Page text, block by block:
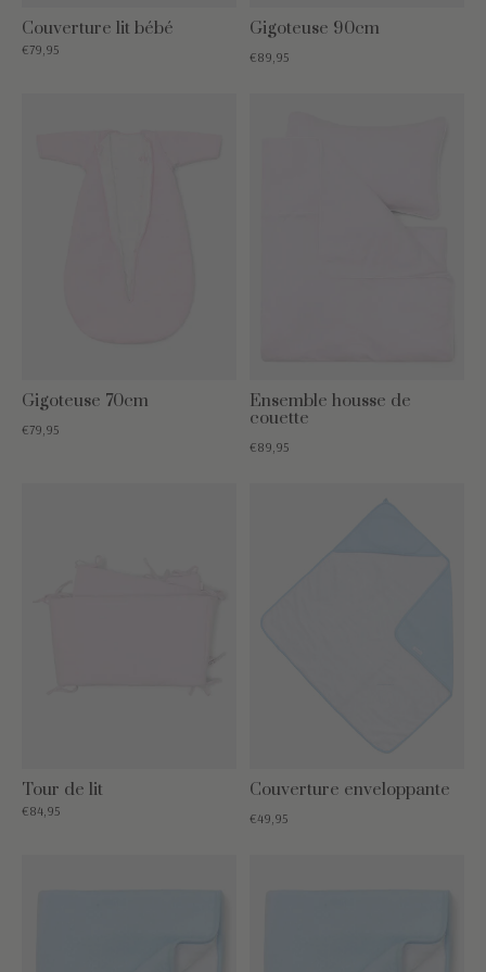
Couverture lit bébé
€79,95
Gigoteuse 90cm
€89,95
Gigoteuse 70cm
€79,95
Ensemble housse de
couette
€89,95
Tour de lit
€84,95
Couverture enveloppante
€49,95